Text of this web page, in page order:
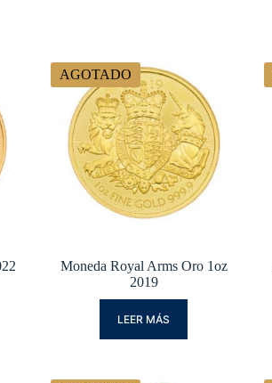
AGOTADO
Moneda Royal Arms Oro 1oz
2019
LEER MÁS